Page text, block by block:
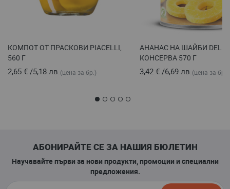
КОМПОТ ОТ ПРАСКОВИ PIACELLI,
560 Г
2,65 € /5,18 лв. (цена за бр.)
АНАНАС НА ШАЙБИ DEL
КОНСЕРВА 570 Г
3,42 €/6,69 лв. (цена за бр.)
АБОНИРАЙТЕ СЕ ЗА НАШИЯ БЮЛЕТИН
Научавайте първи за нови продукти, промоции и специални
предложения.